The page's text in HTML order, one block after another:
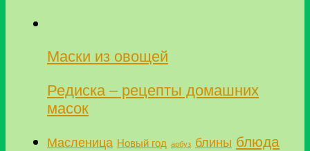
Маски из овощей
Редиска – рецепты домашних
масок
Масленица Новый год арбуз блины блюда